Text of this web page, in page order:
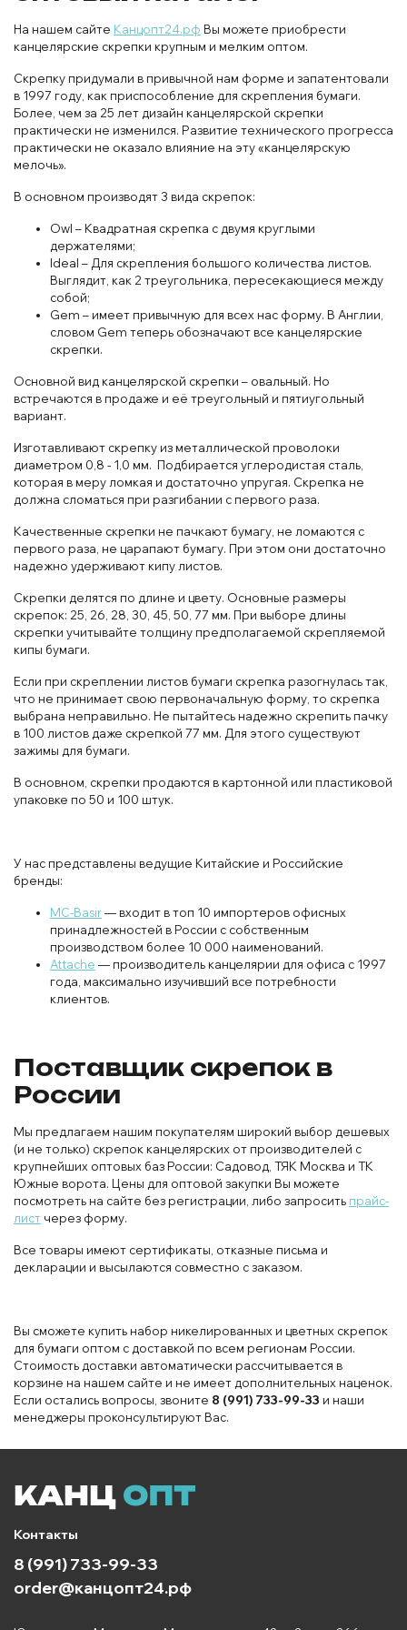
На нашем сайте Канцопт24.рф Вы можете приобрести
канцелярские скрепки крупным и мелким оптом.
Скрепку придумали в привычной нам форме и запатентовали
в 1997 году, как приспособление для скрепления бумаги.
Более, чем за 25 лет дизайн канцелярской скрепки
практически не изменился. Развитие технического прогресса
практически не оказало влияние на эту «канцелярскую
мелочь».
В основном производят 3 вида скрепок:
Owl – Квадратная скрепка с двумя круглыми
держателями;
Ideal – Для скрепления большого количества листов.
Выглядит, как 2 треугольника, пересекающиеся между
собой;
Gem – имеет привычную для всех нас форму. В Англии,
словом Gem теперь обозначают все канцелярские
скрепки.
Основной вид канцелярской скрепки – овальный. Но
встречаются в продаже и её треугольный и пятиугольный
вариант.
Изготавливают скрепку из металлической проволоки
диаметром 0,8 - 1,0 мм. Подбирается углеродистая сталь,
которая в меру ломкая и достаточно упругая. Скрепка не
должна сломаться при разгибании с первого раза.
Качественные скрепки не пачкают бумагу, не ломаются с
первого раза, не царапают бумагу. При этом они достаточно
надежно удерживают кипу листов.
Скрепки делятся по длине и цвету. Основные размеры
скрепок: 25, 26, 28, 30, 45, 50, 77 мм. При выборе длины
скрепки учитывайте толщину предполагаемой скрепляемой
кипы бумаги.
Если при скреплении листов бумаги скрепка разогнулась так,
что не принимает свою первоначальную форму, то скрепка
выбрана неправильно. Не пытайтесь надежно скрепить пачку
в 100 листов даже скрепкой 77 мм. Для этого существуют
зажимы для бумаги.
В основном, скрепки продаются в картонной или пластиковой
упаковке по 50 и 100 штук.
У нас представлены ведущие Китайские и Российские
бренды:
MC-Basir— входит в топ 10 импортеров офисных
принадлежностей в России с собственным
производством более 10 000 наименований.
Attache — производитель канцелярии для офиса с 1997
года, максимально изучивший все потребности
клиентов.
Поставщик скрепок в
России
Мы предлагаем нашим покупателям широкий выбор дешевых
(и не только) скрепок канцелярских от производителей с
крупнейших оптовых баз России: Садовод, ТЯК Москва и ТК
Южные ворота. Цены для оптовой закупки Вы можете
посмотреть на сайте без регистрации, либо запросить прайс-
лист через форму.
Все товары имеют сертификаты, отказные письма и
декларации и высылаются совместно с заказом.
Вы сможете купить набор никелированных и цветных скрепок
для бумаги оптом с доставкой по всем регионам России.
Стоимость доставки автоматически рассчитывается в
корзине на нашем сайте и не имеет дополнительных наценок.
Если остались вопросы, звоните 8 (991) 733-99-33 и наши
менеджеры проконсультируют Вас.
Контакты
8 (991) 733-99-33
order@канцопт24.рф